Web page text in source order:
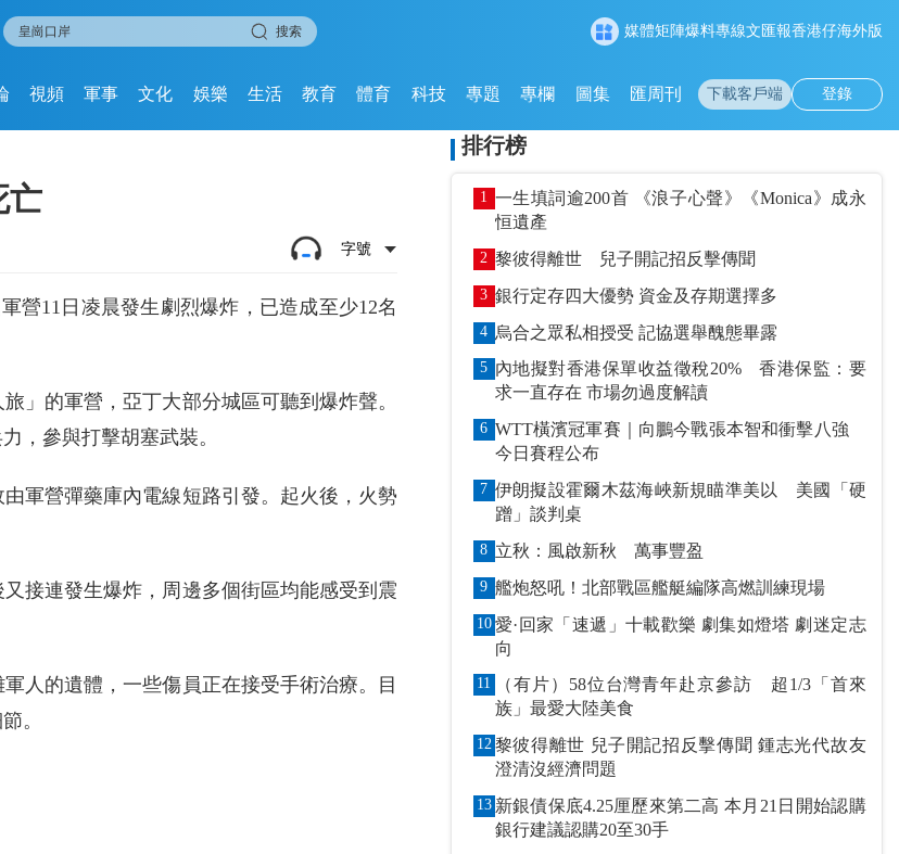
搜索 媒體矩陣爆料專線文匯報香港仔海外版
視頻 軍事 文化 娛樂 生活 教育 體育 科技 專題 專欄 圖集 匯周刊 下載客戶端 登錄
亡
字號
營11日凌晨發生劇烈爆炸，已造成至少12名
」的軍營，亞丁大部分城區可聽到爆炸聲。
，參與打擊胡塞武裝。
軍營彈藥庫內電線短路引發。起火後，火勢
接連發生爆炸，周邊多個街區均能感受到震
人的遺體，一些傷員正在接受手術治療。目
。
排行榜
1 一生填詞逾200首 《浪子心聲》《Monica》成永
恒遺產
2 黎彼得離世 兒子開記招反擊傳聞
3 銀行定存四大優勢 資金及存期選擇多
4 烏合之眾私相授受 記協選舉醜態畢露
5 內地擬對香港保單收益徵稅20% 香港保監：要
求一直存在 市場勿過度解讀
6 WTT橫濱冠軍賽｜向鵬今戰張本智和衝擊八強
今日賽程公布
7 伊朗擬設霍爾木茲海峽新規瞄準美以 美國「硬
蹭」談判桌
8 立秋：風啟新秋 萬事豐盈
9 艦炮怒吼！北部戰區艦艇編隊高燃訓練現場
10 愛·回家「速遞」十載歡樂 劇集如燈塔 劇迷定志
向
11
（有片）58位台灣青年赴京參訪 超1/3「首來
族」最愛大陸美食
12 黎彼得離世 兒子開記招反擊傳聞 鍾志光代故友
澄清沒經濟問題
13 新銀債保底4.25厘歷來第二高 本月21日開始認購
銀行建議認購20至30手